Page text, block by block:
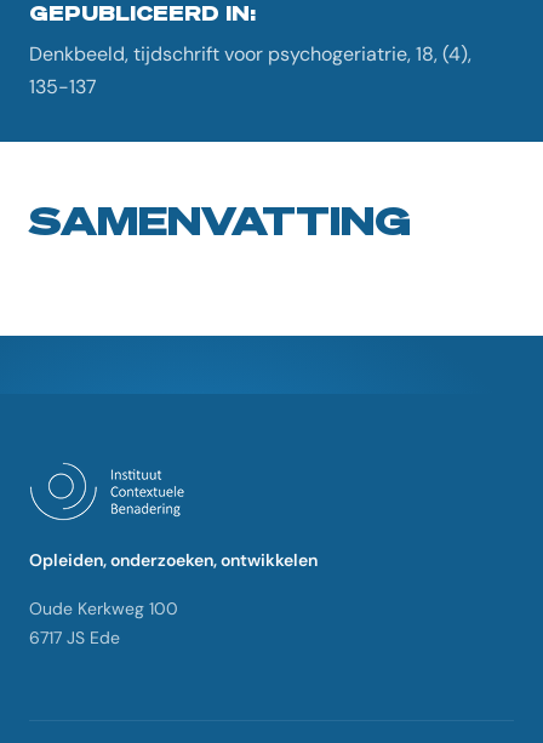
GEPUBLICEERD IN:
Denkbeeld, tijdschrift voor psychogeriatrie, 18, (4),
135-137
SAMENVATTING
Opleiden, onderzoeken, ontwikkelen
Oude Kerkweg 100
6717 JS Ede